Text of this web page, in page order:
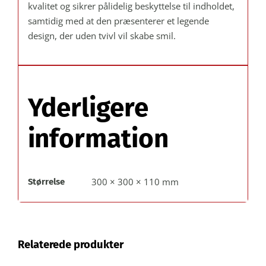
kvalitet og sikrer pålidelig beskyttelse til indholdet,
samtidig med at den præsenterer et legende
design, der uden tvivl vil skabe smil.
Yderligere
information
Størrelse 300 × 300 × 110 mm
Relaterede produkter